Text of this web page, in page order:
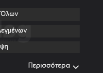
Περισσότερα